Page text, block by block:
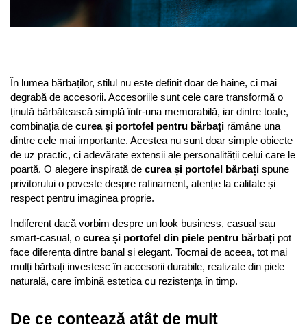
În lumea bărbaților, stilul nu este definit doar de haine, ci mai
degrabă de accesorii. Accesoriile sunt cele care transformă o
ținută bărbătească simplă într-una memorabilă, iar dintre toate,
combinația de curea și portofel pentru bărbați rămâne una
dintre cele mai importante. Acestea nu sunt doar simple obiecte
de uz practic, ci adevărate extensii ale personalității celui care le
poartă. O alegere inspirată de curea și portofel bărbați spune
privitorului o poveste despre rafinament, atenție la calitate și
respect pentru imaginea proprie.
Indiferent dacă vorbim despre un look business, casual sau
smart-casual, o curea și portofel din piele pentru bărbați pot
face diferența dintre banal și elegant. Tocmai de aceea, tot mai
mulți bărbați investesc în accesorii durabile, realizate din piele
naturală, care îmbină estetica cu rezistența în timp.
De ce contează atât de mult